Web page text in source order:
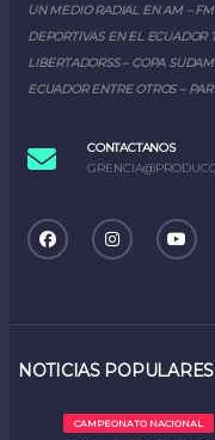
UN MEDIO RADIAL EN AM –
DEPORTIVAS EN EL ECUADOR
LIBERTADORSS – COPA
ECUADOR ENTRE OTROS –
CONTACTANOS
NOTICIAS POPULARES
CAMPEONATO NACIONAL